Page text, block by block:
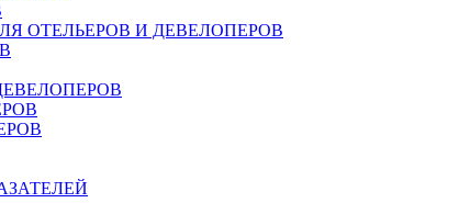
ОТЕЛЬЕРОВ И ДЕВЕЛОПЕРОВ